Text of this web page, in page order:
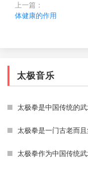
上一篇：
体健康的作用
太极音乐
太极拳是中国传统的武术形式之一，被认为是一种能促进身体健康
太极拳是一门古老而且集内外兼修、动静合一的健身武术。它起源
太极拳作为中国传统武术的代表之一，已经有近千年的历史。其中